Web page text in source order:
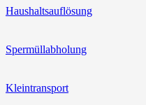
Haushaltsauflösung
Spermüllabholung
Kleintransport